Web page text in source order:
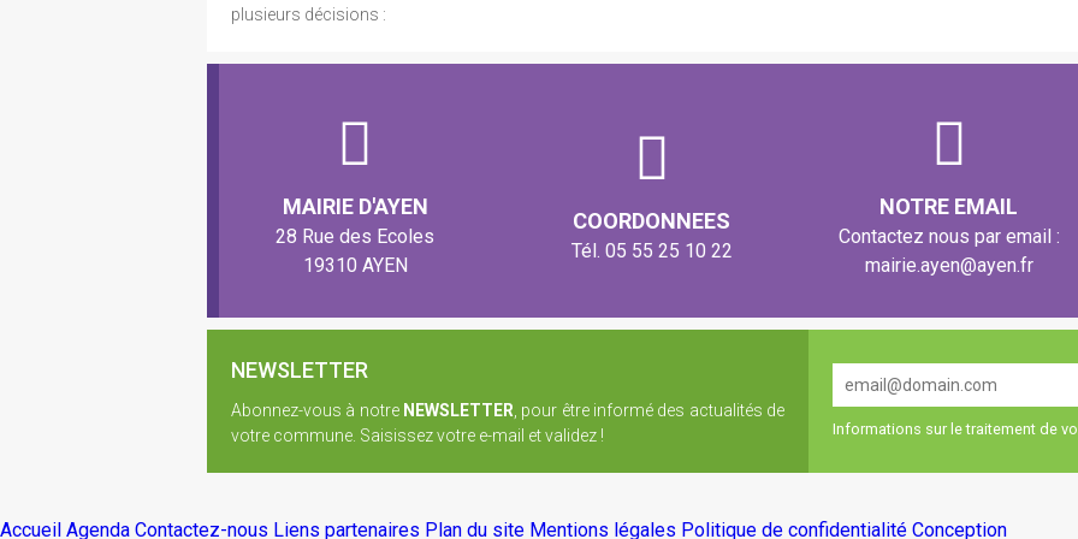
plusieurs décisions :
MAIRIE D'AYEN
28 Rue des Ecoles
19310 AYEN
COORDONNEES
Tél. 05 55 25 10 22
NOTRE EMAIL
Contactez nous par email :
mairie.ayen@ayen.fr
NEWSLETTER
Abonnez-vous à notre NEWSLETTER , pour être informé des actualités de
votre commune. Saisissez votre e-mail et validez !
Informations sur le traitement de
Accueil Agenda Contactez-nous Liens partenaires Plan du site Mentions légales Politique de confidentialité Conception